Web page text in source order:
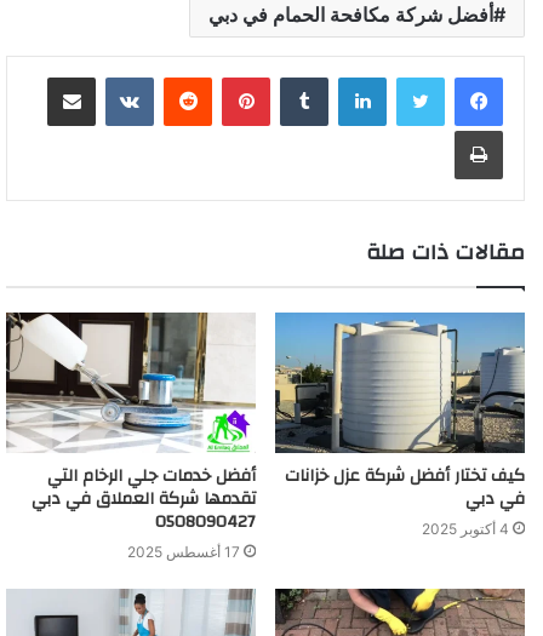
أفضل شركة مكافحة الحمام في دبي
لينكدإن بينتيريست مشاركة عبر البريد
طباعة
مقالات ذات صلة
كيف تختار أفضل شركة عزل خزانات
في دبي
4 أكتوبر 2025
أفضل خدمات جلي الرخام التي
تقدمها شركة العملاق في دبي
0508090427
17 أغسطس 2025